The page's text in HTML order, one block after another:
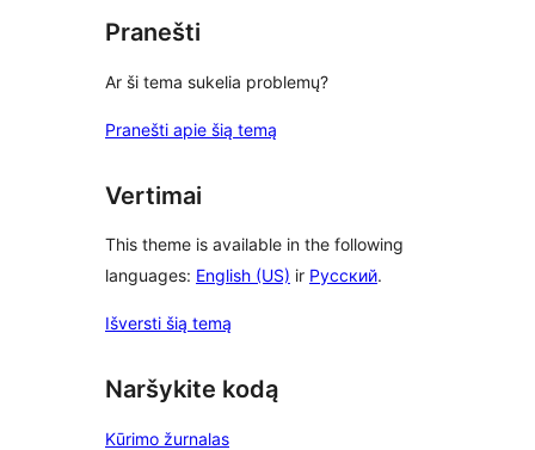
Pranešti
Ar ši tema sukelia problemų?
Pranešti apie šią temą
Vertimai
This theme is available in the following
languages: English (US) ir Русский.
Išversti šią temą
Naršykite kodą
Kūrimo žurnalas